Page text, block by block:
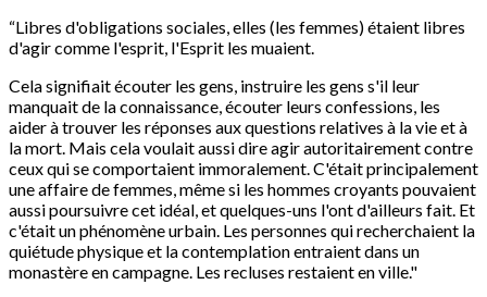
“Libres d'obligations sociales, elles (les femmes) étaient libres
d'agir comme l'esprit, l'Esprit les muaient.
Cela signifiait écouter les gens, instruire les gens s'il leur
manquait de la connaissance, écouter leurs confessions, les
aider à trouver les réponses aux questions relatives à la vie et à
la mort. Mais cela voulait aussi dire agir autoritairement contre
ceux qui se comportaient immoralement. C'était principalement
une affaire de femmes, même si les hommes croyants pouvaient
aussi poursuivre cet idéal, et quelques-uns l'ont d'ailleurs fait. Et
c'était un phénomène urbain. Les personnes qui recherchaient la
quiétude physique et la contemplation entraient dans un
monastère en campagne. Les recluses restaient en ville."